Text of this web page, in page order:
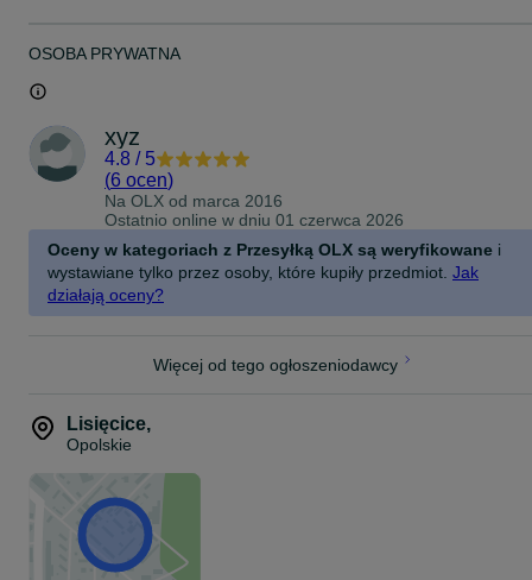
OSOBA PRYWATNA
xyz
4.8 / 5
(6 ocen)
Na OLX od marca 2016
Ostatnio online w dniu 01 czerwca 2026
Oceny w kategoriach z Przesyłką OLX są weryfikowane i
wystawiane tylko przez osoby, które kupiły przedmiot. Jak
działają oceny?
Więcej od tego ogłoszeniodawcy
Lisięcice,
Opolskie